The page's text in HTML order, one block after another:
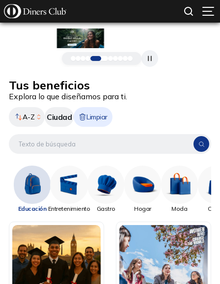
Pasar al contenido principal
Tus beneficios
Explora lo que diseñamos para ti.
A-Z Ciudad Limpiar
Educación Entretenimiento Gastro Hogar Moda